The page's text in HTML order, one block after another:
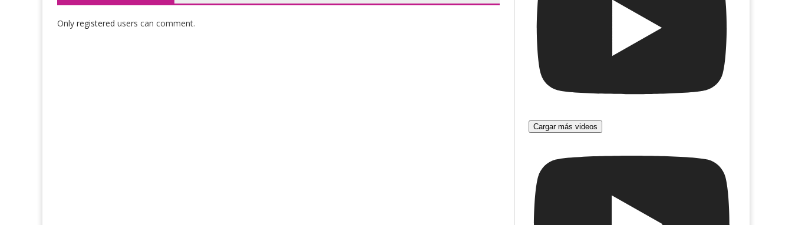
Only registered users can comment.
Cargar más videos